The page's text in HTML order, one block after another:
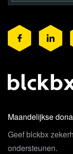
Maandelijkse
Geef blckbx
ondersteunen.